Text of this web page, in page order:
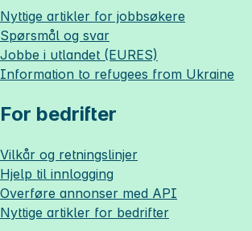
Nyttige artikler for jobbsøkere
Spørsmål og svar
Jobbe i utlandet (EURES)
Information to refugees from Ukraine
For bedrifter
Vilkår og retningslinjer
Hjelp til innlogging
Overføre annonser med API
Nyttige artikler for bedrifter